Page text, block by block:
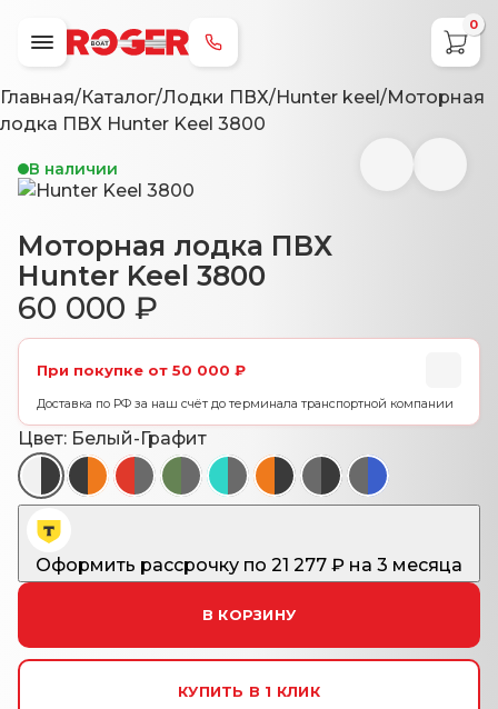
+7 (800) 707-79-49
0
Главная/Каталог/Лодки ПВХ/Hunter keel/Моторная
лодка ПВХ Hunter Keel 3800
Моторная лодка ПВХ
Hunter Keel 3800
60 000 ₽
При покупке от 50 000 ₽
Доставка по РФ за наш счёт до терминала транспортной компании
Цвет: Белый-Графит
Оформить рассрочку по 21 277 ₽ на 3 месяца
В КОРЗИНУ
КУПИТЬ В 1 КЛИК
В наличии